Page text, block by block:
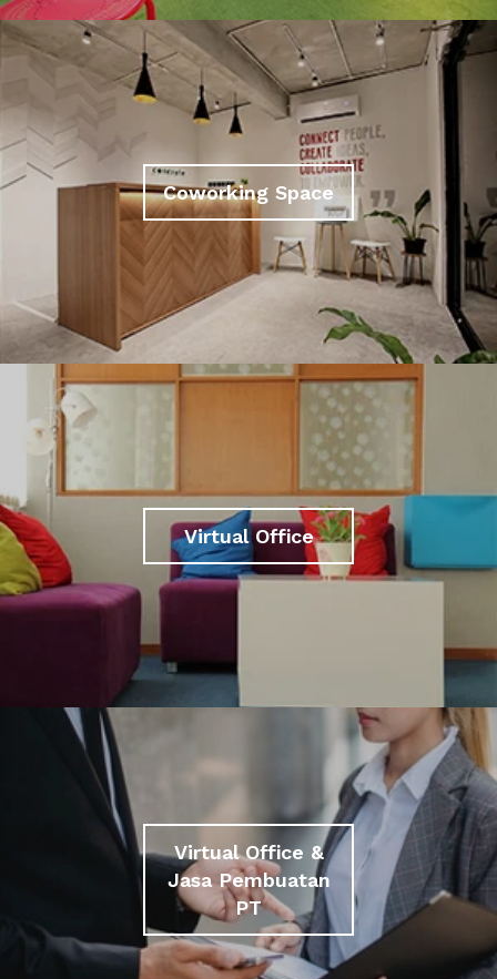
Coworking Space
Virtual Office
Virtual Office &
Jasa Pembuatan
PT